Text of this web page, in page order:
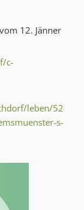
12. Jänner
c-
leben/
s-